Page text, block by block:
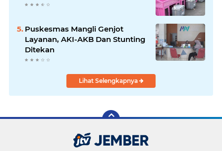
Puskesmas Mangli Genjot
Layanan, AKI-AKB Dan Stunting
Ditekan
Lihat Selengkapnya